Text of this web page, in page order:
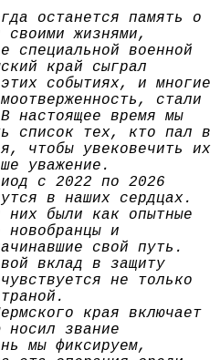
останется память о
жизнями,
специальной военной
край сыграл
событиях, и многие
стали
настоящее время мы
список тех, кто пал в
чтобы увековечить их
уважение.
с 2022 по 2026
в наших сердцах.
были как опытные
и
свой путь.
вклад в защиту
не только
края включает
звание
мы фиксируем,